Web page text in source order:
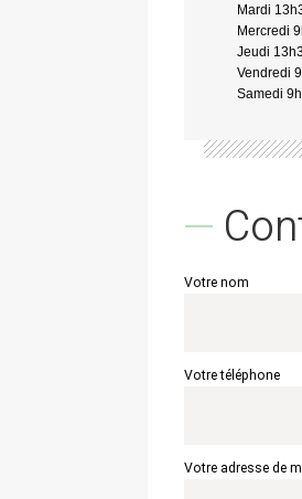
Mardi
Mercredi
Jeudi
Vendredi
Samedi
Votre nom
Votre téléphone
Votre adresse de